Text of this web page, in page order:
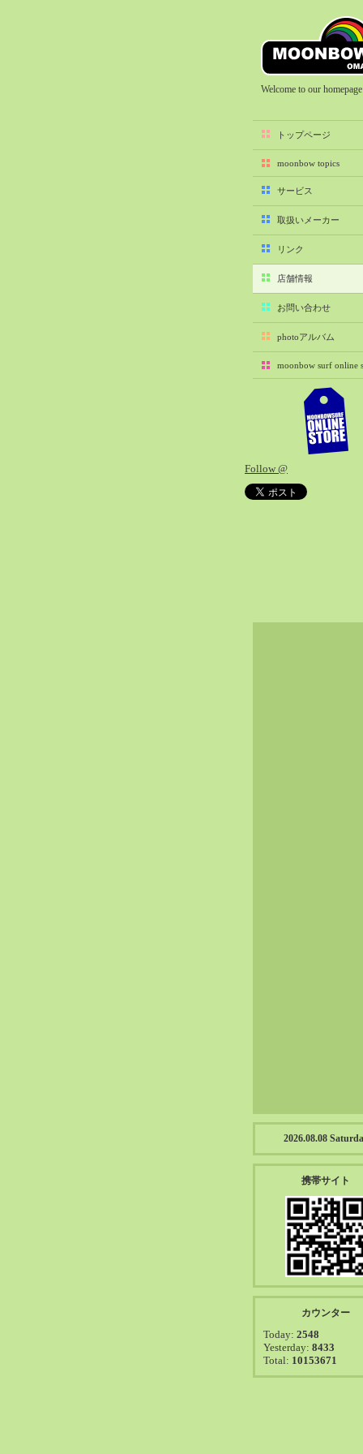
Welcome to our homepage
トップページ
moonbow topics
サービス
取扱いメーカー
リンク
店舗情報
お問い合わせ
photoアルバム
moonbow surf online
Follow @
2026.08.08
携帯サイト
カウンター
Today: 2548
Yesterday: 8433
Total: 10153671